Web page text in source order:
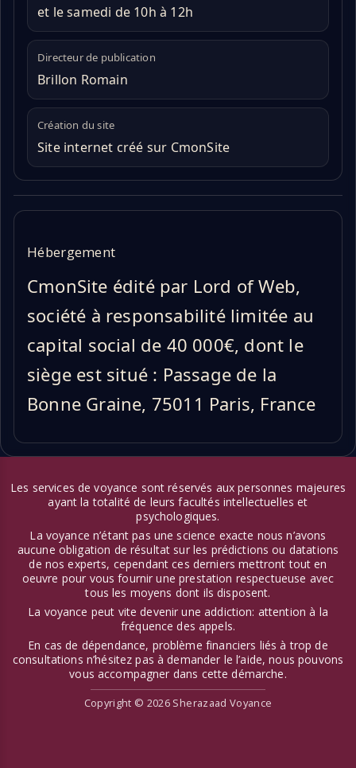
et le samedi de 10h à 12h
Directeur de publication
Brillon Romain
Création du site
Site internet créé sur CmonSite
Hébergement
CmonSite édité par Lord of Web,
société à responsabilité limitée au
capital social de 40 000€, dont le
siège est situé : Passage de la
Bonne Graine, 75011 Paris, France
Les services de voyance sont réservés aux personnes majeures
ayant la totalité de leurs facultés intellectuelles et
psychologiques.
La voyance n’étant pas une science exacte nous n’avons
aucune obligation de résultat sur les prédictions ou datations
de nos experts, cependant ces derniers mettront tout en
oeuvre pour vous fournir une prestation respectueuse avec
tous les moyens dont ils disposent.
La voyance peut vite devenir une addiction: attention à la
fréquence des appels.
En cas de dépendance, problème financiers liés à trop de
consultations n’hésitez pas à demander le l’aide, nous pouvons
vous accompagner dans cette démarche.
Copyright © 2026 Sherazaad Voyance